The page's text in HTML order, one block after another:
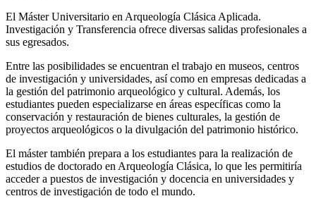
El Máster Universitario en Arqueología Clásica Aplicada.
Investigación y Transferencia ofrece diversas salidas profesionales a
sus egresados.
Entre las posibilidades se encuentran el trabajo en museos, centros
de investigación y universidades, así como en empresas dedicadas a
la gestión del patrimonio arqueológico y cultural. Además, los
estudiantes pueden especializarse en áreas específicas como la
conservación y restauración de bienes culturales, la gestión de
proyectos arqueológicos o la divulgación del patrimonio histórico.
El máster también prepara a los estudiantes para la realización de
estudios de doctorado en Arqueología Clásica, lo que les permitiría
acceder a puestos de investigación y docencia en universidades y
centros de investigación de todo el mundo.